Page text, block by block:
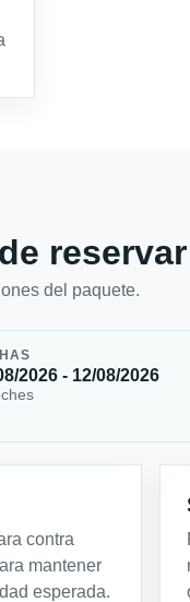
reservar
del paquete.
2026 - 12/08/2026
contra
mantener
esperada.